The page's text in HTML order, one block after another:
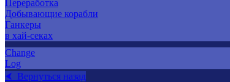
Переработка
Добывающие корабли
Ганкеры
в хай-секах
Change
Log
⮜ Вернуться назад